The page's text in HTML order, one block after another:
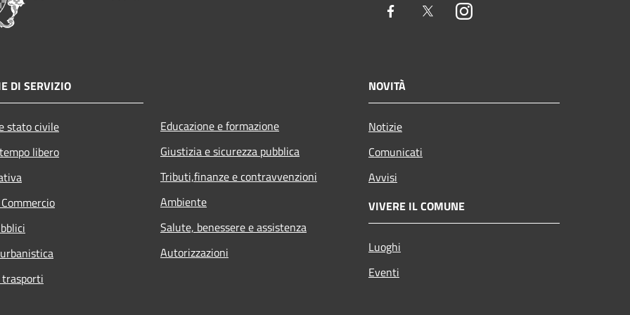
Facebook TwitterInstagram
DI SERVIZIO
stato civile
libero
Educazione e formazione
Giustizia e sicurezza pubblica
Tributi,finanze e contravvenzioni
Ambiente
Salute, benessere e assistenza
Autorizzazioni
NOVITÀ
Notizie
Comunicati
Avvisi
VIVERE IL COMUNE
Luoghi
Eventi